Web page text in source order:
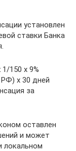
установлен
ставки Банка
150 х 9%
х 30 дней
за
оставлен
и может
локальном